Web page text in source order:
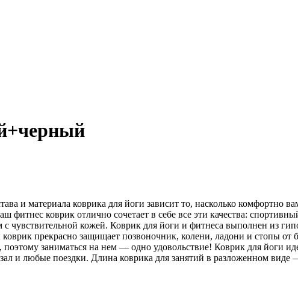
и материала коврика для йоги зависит то, насколько комфортно
коврик отлично сочетает в себе все эти качества:
чувствительной кожей. Коврик для йоги и фитнеса выполнен из
прекрасно защищает позвоночник, колени, ладони и стопы
заниматься на нем — одно удовольствие! Коврик для йоги
и любые поездки. Длина коврика для занятий в разложенном виде